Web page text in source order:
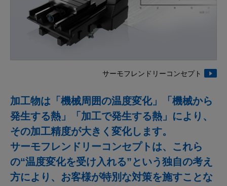
サーモフレンドリーコンセプト
加工物は「機械周囲の温度変化」「機械から
発生する熱」「加工で発生する熱」により、
その加工精度が大きく変化します。
サーモフレンドリーコンセプトは、これら
の“温度変化を受け入れる”という独自の考え
方により、お客様が特別な対策を施すことな